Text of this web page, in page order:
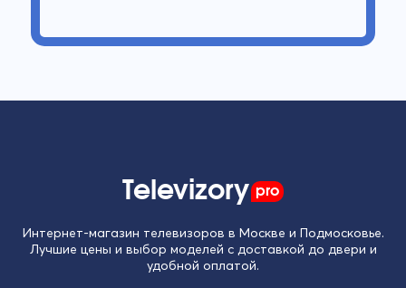
Televizory pro
Интернет-магазин телевизоров в Москве и Подмосковье.
Лучшие цены и выбор моделей с доставкой до двери и
удобной оплатой.